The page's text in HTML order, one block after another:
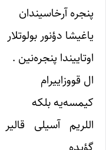
پنجره آرخاسیندان
یاغیشا دؤنور بولوتلار
اوتاییندا پنجره‌نین .
ال قووزاییرام
کیمسه‌یه بلکه
اللریم آسیلی قالیر